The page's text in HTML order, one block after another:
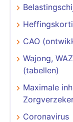
CAO
Wajong,
(tabellen)
Maximale
Coronavirus